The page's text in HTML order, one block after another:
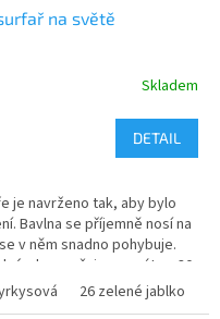
na světě
Skladem
DETAIL
je navrženo tak, aby bylo
Bavlna se příjemně nosí na
v něm snadno pohybuje.
doporučuje se prát na 30
Materiál se po vyprání
26 zelené jablko